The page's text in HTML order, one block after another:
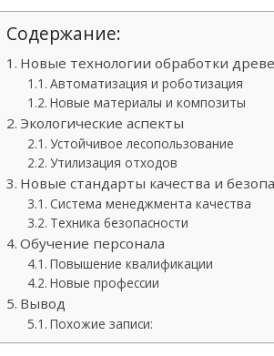
Содержание:
Новые технологии обработки
Автоматизация и роботизация
Новые материалы и композиты
Экологические аспекты
Устойчивое лесопользование
Утилизация отходов
Новые стандарты качества и
Система менеджмента качества
Техника безопасности
Обучение персонала
Повышение квалификации
Новые профессии
Вывод
Похожие записи: